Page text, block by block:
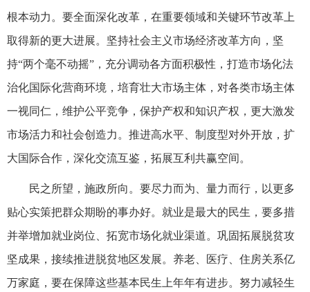
根本动力。要全面深化改革，在重要领域和关键环节改革上
取得新的更大进展。坚持社会主义市场经济改革方向，坚
持“两个毫不动摇”，充分调动各方面积极性，打造市场化法
治化国际化营商环境，培育壮大市场主体，对各类市场主体
一视同仁，维护公平竞争，保护产权和知识产权，更大激发
市场活力和社会创造力。推进高水平、制度型对外开放，扩
大国际合作，深化交流互鉴，拓展互利共赢空间。
民之所望，施政所向。要尽力而为、量力而行，以更多
贴心实策把群众期盼的事办好。就业是最大的民生，要多措
并举增加就业岗位、拓宽市场化就业渠道。巩固拓展脱贫攻
坚成果，接续推进脱贫地区发展。养老、医疗、住房关系亿
万家庭，要在保障这些基本民生上年年有进步。努力减轻生